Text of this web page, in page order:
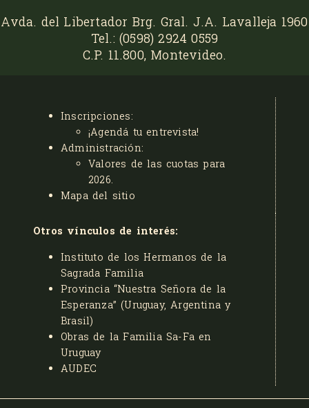
Avda. del Libertador Brg. Gral. J.A. Lavalleja 1960
Tel.: (0598) 2924 0559
C.P. 11.800, Montevideo.
Inscripciones:
¡Agendá tu entrevista!
Administración:
Valores de las cuotas para
2026
Mapa del sitio
Otros vínculos de interés:
Instituto de los Hermanos de la
Sagrada Familia
Provincia “Nuestra Señora de la
Esperanza” (Uruguay, Argentina y
Brasil)
Obras de la Familia Sa-Fa en
Uruguay
AUDEC